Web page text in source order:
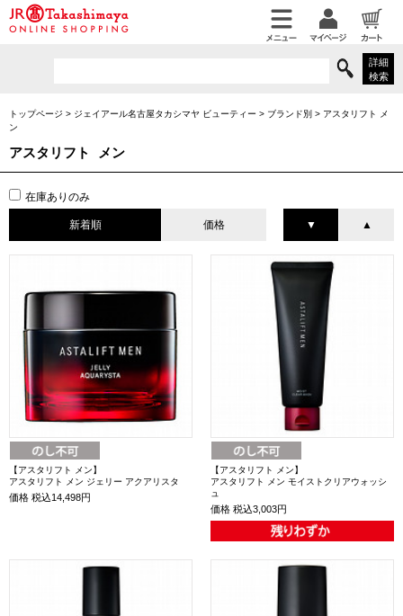
詳細
検索
トップページ > ジェイアール名古屋タカシマヤ ビューティー > ブランド別 > アスタリフト メ
ン
アスタリフト メン
在庫ありのみ
新着順 価格 ▼ ▲
【アスタリフト メン】
アスタリフト メン ジェリー アクアリスタ
価格 税込14,498円
【アスタリフト メン】
アスタリフト メン モイストクリアウォッシ
ュ
価格 税込3,003円